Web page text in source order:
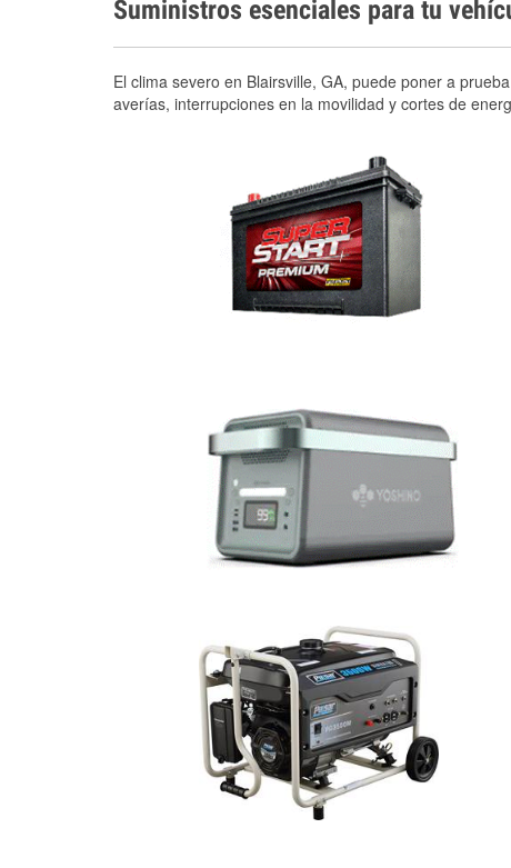
Suministros esenciales para tu
El clima severo en Blairsville, GA, puede poner a
averías, interrupciones en la movilidad y cortes de